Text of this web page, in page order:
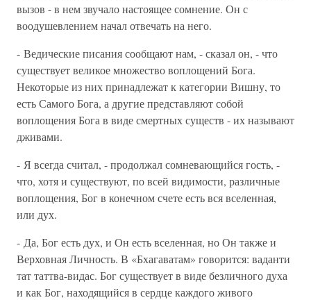
вызов - в нем звучало настоящее сомнение. Он с
воодушевлением начал отвечать на него.
- Ведические писания сообщают нам, - сказал он, - что
существует великое множество воплощений Бога.
Некоторые из них принадлежат к категории Вишну, то
есть Самого Бога, а другие представляют собой
воплощения Бога в виде смертных существ - их называют
дживами.
- Я всегда считал, - продолжал сомневающийся гость, -
что, хотя и существуют, по всей видимости, различные
воплощения, Бог в конечном счете есть вся вселенная,
или дух.
- Да, Бог есть дух, и Он есть вселенная, но Он также и
Верховная Личность. В «Бхагаватам» говорится: ваданти
тат таттва-видас. Бог существует в виде безличного духа
и как Бог, находящийся в сердце каждого живого